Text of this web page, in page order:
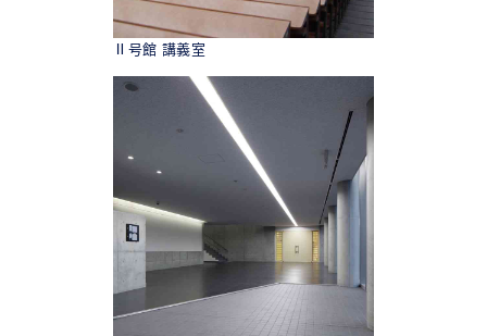
Ⅱ号館 講義室